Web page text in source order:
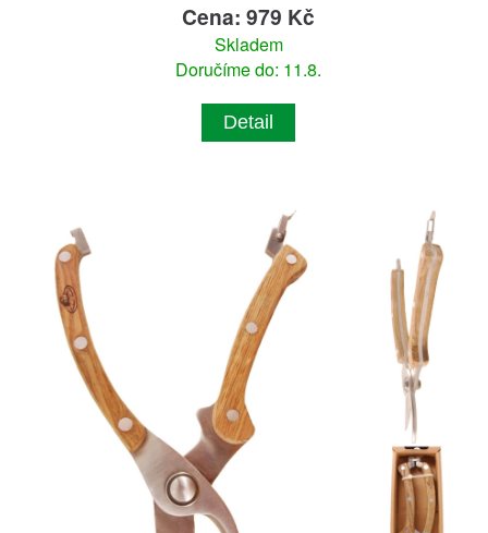
Cena: 979 Kč
Skladem
Doručíme do: 11.8.
Detail